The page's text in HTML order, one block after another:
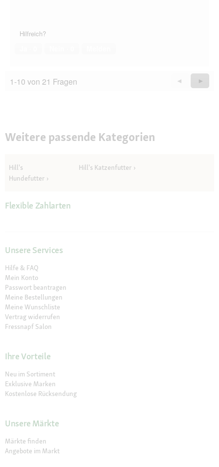
Hilfreich?
1-10 von 21 Fragen
Zurück
Questions
◄
Weiter
►
Weitere passende Kategorien
Hill's
Hundefutter
Hill's Katzenfutter
Flexible Zahlarten
Unsere Services
Hilfe & FAQ
Mein Konto
Passwort beantragen
Meine Bestellungen
Meine Wunschliste
Vertrag widerrufen
Fressnapf Salon
Ihre Vorteile
Neu im Sortiment
Exklusive Marken
Kostenlose Rücksendung
Unsere Märkte
Märkte finden
Angebote im Markt